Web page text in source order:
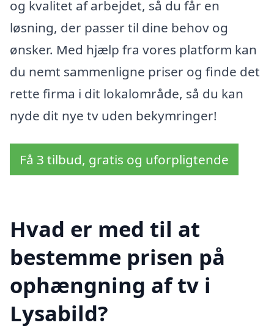
og kvalitet af arbejdet, så du får en
løsning, der passer til dine behov og
ønsker. Med hjælp fra vores platform kan
du nemt sammenligne priser og finde det
rette firma i dit lokalområde, så du kan
nyde dit nye tv uden bekymringer!
Få 3 tilbud, gratis og uforpligtende
Hvad er med til at
bestemme prisen på
ophængning af tv i
Lysabild?